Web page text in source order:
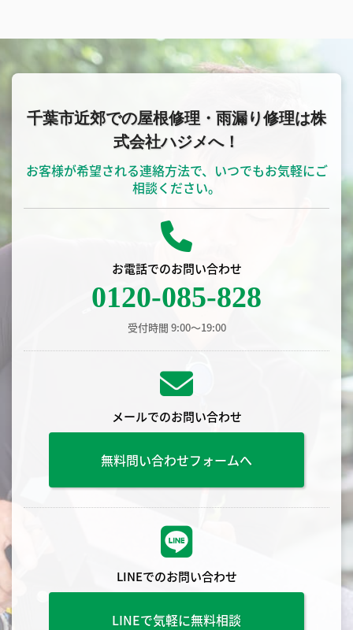
千葉市近郊での屋根修理・雨漏り修理は株
式会社ハジメへ！
お客様が希望される連絡方法で、いつでもお気軽にご
相談ください。
お電話でのお問い合わせ
0120-085-828
受付時間 9:00〜19:00
メールでのお問い合わせ
無料問い合わせフォームへ
LINEでのお問い合わせ
LINEで気軽に無料相談